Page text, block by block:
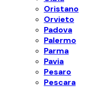
Oristano
Orvieto
Padova
Palermo
Parma
Pavia
Pesaro
Pescara